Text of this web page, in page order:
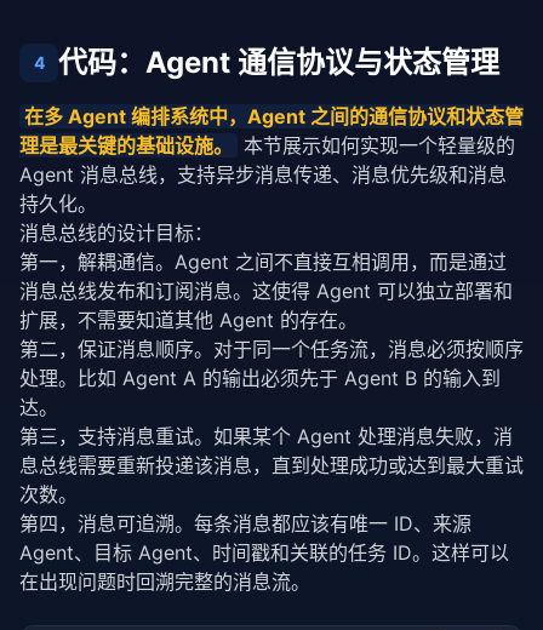
def orchestrate( self, task: str) -> TaskResult:
"""编排完整的任务执行流程"""
        state = TaskState.PENDING
        context = {}
# Phase 1: 需求分析
        state = TaskState.RUNNING
        result =
"需求分析", self.workers.get( "需求分析"
        )
if
not result.success:
return TaskResult(success=
        context[
"requirements"] = result.output
        result =
self._execute_with_retry(
"代码生成", self .workers.get("代码生成"
        )
return TaskResult(success=False, output=
        context[
"code"] = result.output
        state = TaskState.REVIEWING
this .activeTasks.set(taskId, state);
( const phase of
phases) {
      state.currentPhase = phase.name;
const worker = this.workers.get (phase.role);
        state.status =
return
state;
      }
const result = await this.
        worker,
        phase.input ||
'',
        state
      );
        state.status =
'failed';
return
state;
      }
4 代码：Agent 通信协议与状态管理
在多 Agent 编排系统中，Agent 之间的通信协议和状态管
理是最关键的基础设施。
本节展示如何实现一个轻量级的
Agent 消息总线，支持异步消息传递、消息优先级和消息
持久化。
消息总线的设计目标：
第一，解耦通信。Agent 之间不直接互相调用，而是通过
消息总线发布和订阅消息。这使得 Agent 可以独立部署和
扩展，不需要知道其他 Agent 的存在。
第二，保证消息顺序。对于同一个任务流，消息必须按顺序
处理。比如 Agent A 的输出必须先于 Agent B 的输入到
达。
第三，支持消息重试。如果某个 Agent 处理消息失败，消
息总线需要重新投递该消息，直到处理成功或达到最大重试
次数。
第四，消息可追溯。每条消息都应该有唯一 ID、来源
Agent、目标 Agent、时间戳和关联的任务 ID。这样可以
在出现问题时回溯完整的消息流。